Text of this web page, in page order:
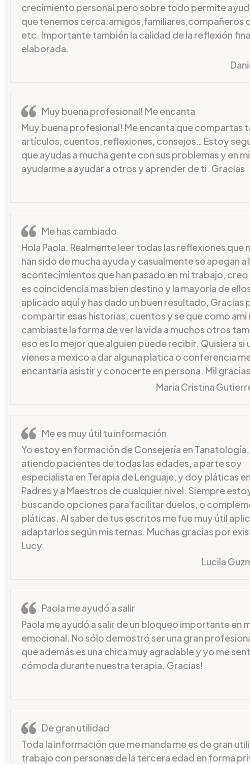
crecimiento personal,pero sobre todo permite
que tenemos cerca:amigos,familiares,compañeros
etc. Importante también la calidad de la reflexión
elaborada.
Muy buena profesional! Me encanta
Muy buena profesional! Me encanta que compartas
artículos, cuentos, reflexiones, consejos… Estoy
que ayudas a mucha gente con sus problemas y en
ayudarme a ayudar a otros y aprender de ti. Gracias
Me has cambiado
Hola Paola. Realmente leer todas las reflexiones que
han sido de mucha ayuda y casualmente se apegan a
acontecimientos que han pasado en mi trabajo, creo
es coincidencia mas bien destino y la mayoría de
aplicado aquí y has dado un buen resultado, Gracias
compartir esas historias, cuentos y se que como ami
cambiaste la forma de ver la vida a muchos otros
eso es lo mejor que alguien puede recibir. Quisiera si
vienes a mexico a dar alguna platica o conferencia
encantaría asistir y conocerte en persona. Mil gracias
Maria Cristina
Me es muy útil tu información
Yo estoy en formación de Consejería en
atiendo pacientes de todas las edades, a parte soy
especialista en Terapia de Lenguaje, y doy pláticas
Padres y a Maestros de cualquier nivel. Siempre
buscando opciones para facilitar duelos, o
pláticas. Al saber de tus escritos me fue muy útil
adaptarlos según mis temas. Muchas gracias por
Lucy
Lucila
Paola me ayudó a salir
Paola me ayudó a salir de un bloqueo importante en
emocional. No sólo demostró ser una gran
que además es una chica muy agradable y yo me
cómoda durante nuestra terapia. Gracias!
De gran utilidad
Toda la información que me manda me es de gran
trabajo con personas de la tercera edad en forma